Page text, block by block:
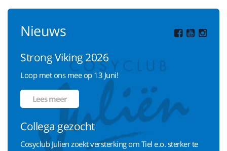
Nieuws
Strong Viking 2026
Loop met ons mee op 13 Juni!
Lees meer
Collega gezocht
Cosyclub Julien zoekt versterking om Tiel e.o. sterker te